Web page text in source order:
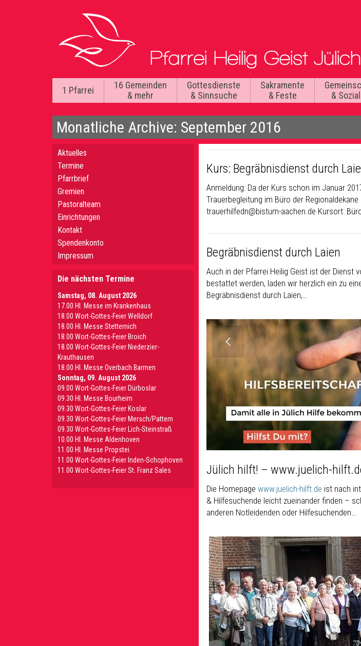
1 Pfarrei
16 Gemeinden
& mehr
Gottesdienste
& Sinnsuche
Sakramente
& Feste
&
Monatliche Archive: September 2016
Kurs: Begräbnisdienst durch
Anmeldung: Da der Kurs schon im Januar
Trauerbegleitung im Büro der Regionaldekane
trauerhilfedn@bistum-aachen.de Kursort:
Begräbnisdienst durch Laien
Auch in der Pfarrei Heilig Geist ist der Dienst
bestattet werden, laden wir herzlich ein zu
Begräbnisdienst durch Laien,…
Jülich hilft! – www.juelich-
Die Homepage www.juelich-hilft.de ist nach
& Hilfesuchende leicht zueinander finden –
anderen Notleidenden oder Hilfesuchenden…
Aktuelles
Termine
Pfarrbrief
Gremien
Pastoralteam
Einrichtungen
Kontakt
Spendenkonto
Impressum
Die nächsten Termine
Samstag, 08. August 2026
17.00 Hl. Messe im Krankenhaus
18.00 Wort-Gottes-Feier Welldorf
18.00 Hl. Messe Stetternich
18.00 Wort-Gottes-Feier Broich
18.00 Wort-Gottes-Feier Niederzier-
Krauthausen
18.00 Hl. Messe Overbach Barmen
Sonntag, 09. August 2026
09.00 Wort-Gottes-Feier Dürboslar
09.30 HI. Messe Bourheim
09.30 Wort-Gottes-Feier Koslar
09.30 Wort-Gottes-Feier Mersch/Pattern
09.30 Wort-Gottes-Feier Lich-Steinstraß
10.00 Hl. Messe Aldenhoven
11.00 Hl. Messe Propstei
11.00 Wort-Gottes-Feier Inden-Schophoven
11.00 Wort-Gottes-Feier St. Franz Sales